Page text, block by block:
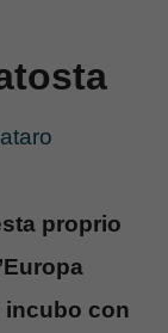
proprio
incubo con